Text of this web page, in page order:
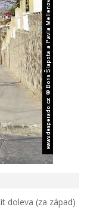
doleva (za západ)